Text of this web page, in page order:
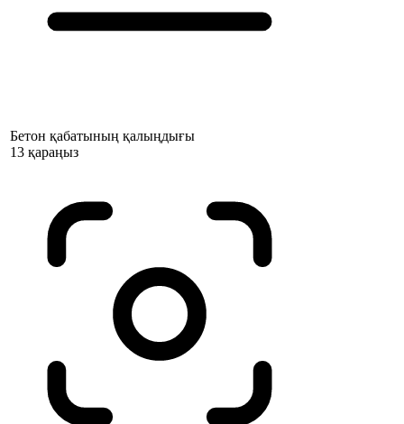
Бетон қабатының қалыңдығы
13 қараңыз